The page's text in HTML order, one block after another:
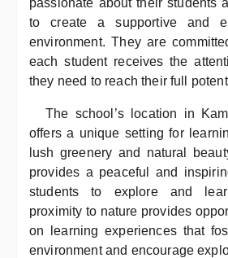
passionate about their students
to create a supportive and
environment. They are
each student receives the
they need to reach their full
The school’s location in
offers a unique setting for
lush greenery and natural
provides a peaceful and
students to explore and
proximity to nature provides
on learning experiences that
environment and encourage